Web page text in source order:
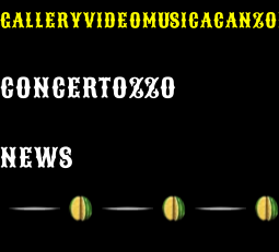
GALLERYVIDEOMUSICA
CONCERTOZZO
NEWS